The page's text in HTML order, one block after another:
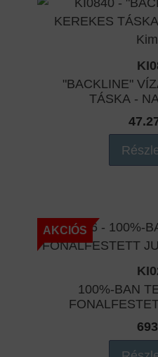
"BACKLINE"
TÁSKA -
AKCIÓS
100%-BAN